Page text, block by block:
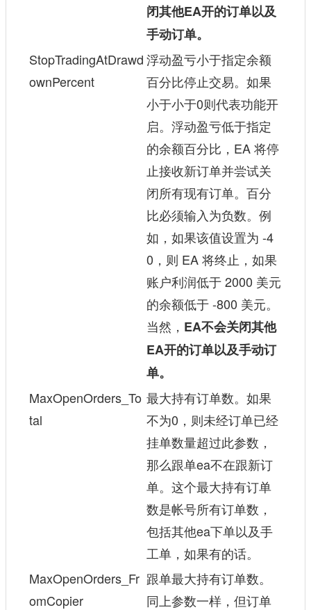
闭其他EA开的订单以及
手动订单。
StopTradingAtDrawd
ownPercent
浮动盈亏小于指定余额
百分比停止交易。如果
小于小于0则代表功能开
启。浮动盈亏低于指定
的余额百分比，EA 将停
止接收新订单并尝试关
闭所有现有订单。百分
比必须输入为负数。例
如，如果该值设置为 -4
0，则 EA 将终止，如果
账户利润低于 2000 美元
的余额低于 -800 美元。
当然， EA不会关闭其他
EA开的订单以及手动订
单。
MaxOpenOrders_To
tal
最大持有订单数。如果
不为0，则未经订单已经
挂单数量超过此参数，
那么跟单ea不在跟新订
单。这个最大持有订单
数是帐号所有订单数，
包括其他ea下单以及手
工单，如果有的话。
MaxOpenOrders_Fr
omCopier
跟单最大持有订单数。
同上参数一样，但订单